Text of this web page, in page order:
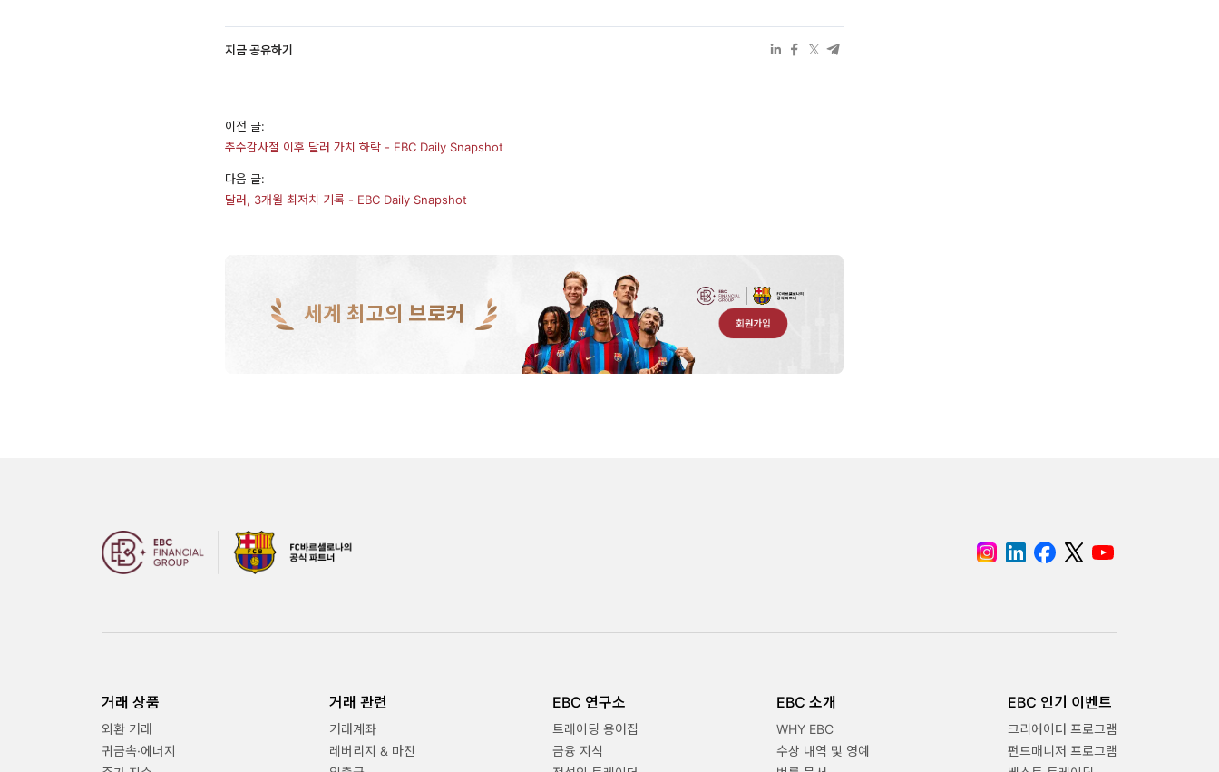
지금 공유하기
이전 글:
추수감사절 이후 달러 가치 하락 - EBC Daily Snapshot
다음 글:
달러, 3개월 최저치 기록 - EBC Daily Snapshot
세계 최고의 브로커 회원가입
거래 상품
외환 거래
귀금속·에너지
거래 관련
거래계좌
레버리지 & 마진
EBC 연구소
트레이딩 용어집
금융 지식
EBC 소개
WHY EBC
수상 내역 및 영예
EBC 인기 이벤트
크리에이터 프로그램
펀드매니저 프로그램